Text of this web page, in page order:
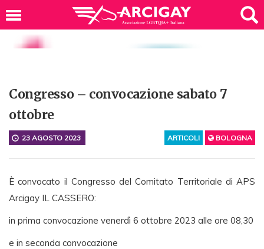
Congresso – convocazione sabato 7
ottobre
ARTICOLI BOLOGNA
23 AGOSTO 2023
È convocato il Congresso del Comitato Territoriale di APS
Arcigay IL CASSERO:
in prima convocazione venerdì 6 ottobre 2023 alle ore 08,30
e in seconda convocazione